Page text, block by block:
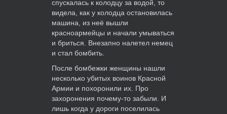
спускалась к колодцу за водой, то
видела, как у колодца остановилась
машина, из неё вышли
красноармейцы и начали умываться
и бриться. Внезапно налетел немец
и стал бомбить.
После бомбежки женщины нашли
несколько убитых воинов Красной
Армии и похоронили их. Про
захоронения почему-то забыли. И
лишь когда у дороги поселилась